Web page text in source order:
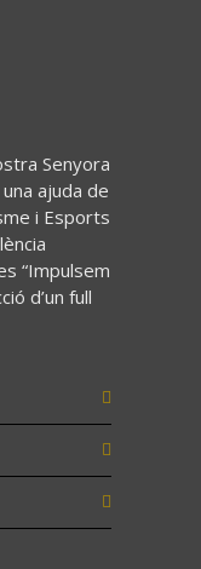
Senyora
ajuda de
i Esports
“Impulsem
d’un full